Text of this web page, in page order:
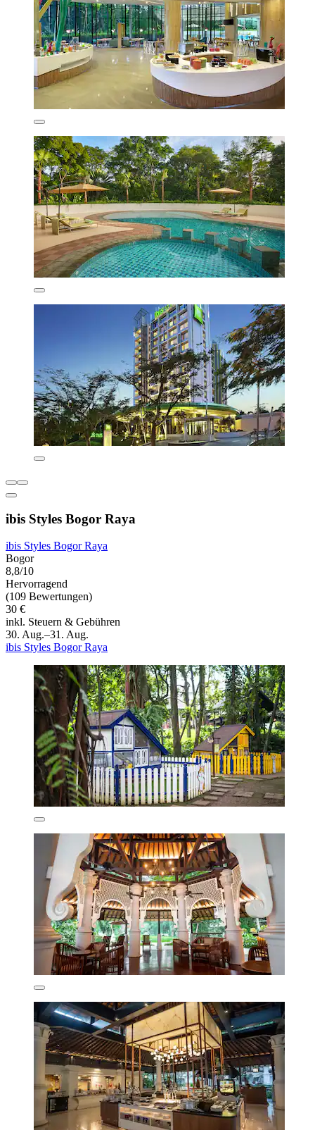
ibis Styles Bogor Raya
ibis Styles Bogor Raya
Bogor
8,8/10
Hervorragend
(109 Bewertungen)
30 €
inkl. Steuern & Gebühren
30. Aug.–31. Aug.
ibis Styles Bogor Raya